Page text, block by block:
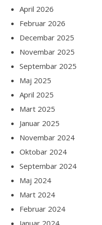
April 2026
Februar 2026
Decembar 2025
Novembar 2025
Septembar 2025
Maj 2025
April 2025
Mart 2025
Januar 2025
Novembar 2024
Oktobar 2024
Septembar 2024
Maj 2024
Mart 2024
Februar 2024
Januar 2024